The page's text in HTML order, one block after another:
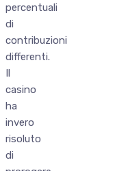
percentuali
di
contribuzioni
differenti.
Il
casino
ha
invero
risoluto
di